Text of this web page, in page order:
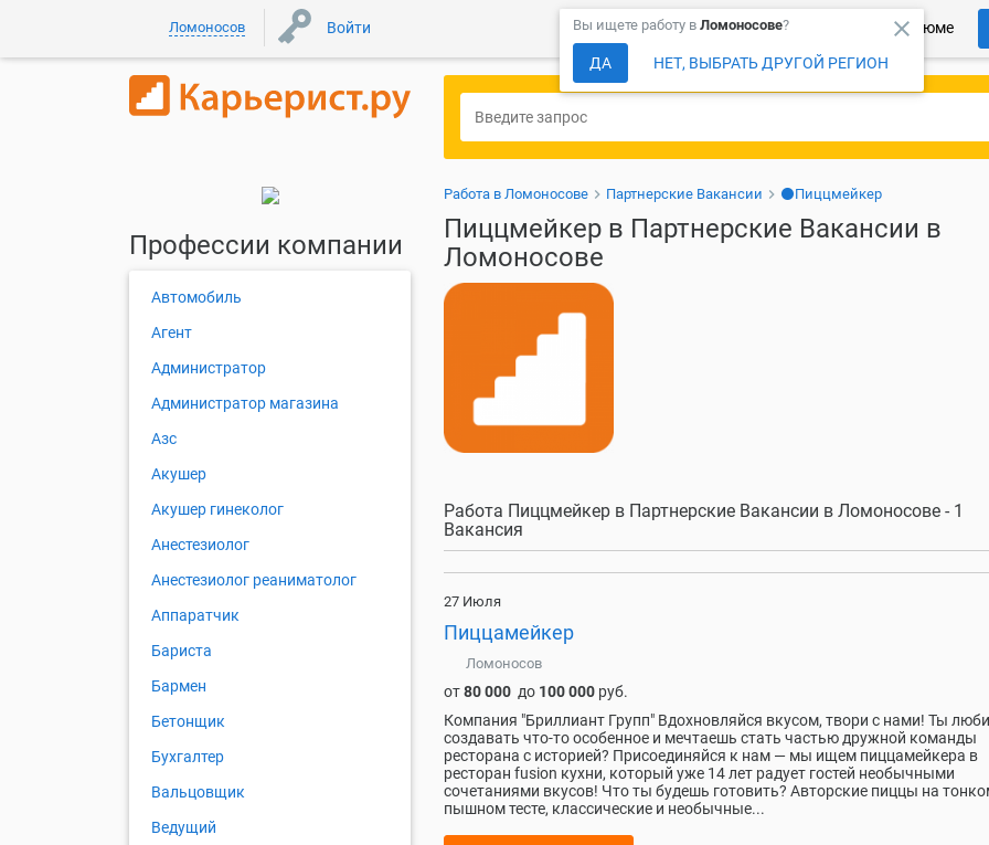
Ломоносов Войти Более 150 000 компаний ждут Ваше резюме
close
Вы ищете работу в Ломоносове?
ДА НЕТ, ВЫБРАТЬ ДРУГОЙ РЕГИОН
Работа в Ломоносове Партнерские Вакансии ⚫Пиццмейкер
Пиццмейкер в Партнерские Вакансии в
Ломоносове
Работа Пиццмейкер в Партнерские Вакансии в Ломоносове - 1
Вакансия
27 Июля
Пиццамейкер
Ломоносов
от80 000 до 100 000 руб.
Компания "Бриллиант Групп" Вдохновляйся вкусом, твори с нами! Ты
создавать что-то особенное и мечтаешь стать частью дружной команды
ресторана с историей? Присоединяйся к нам — мы ищем пиццамейкера в
ресторан fusion кухни, который уже 14 лет радует гостей необычными
сочетаниями вкусов! Что ты будешь готовить? Авторские пиццы на
пышном тесте, классические и необычные...
Профессии компании
Автомобиль
Агент
Администратор
Администратор магазина
Азс
Акушер
Акушер гинеколог
Анестезиолог
Анестезиолог реаниматолог
Аппаратчик
Бариста
Бармен
Бетонщик
Бухгалтер
Вальцовщик
Ведущий